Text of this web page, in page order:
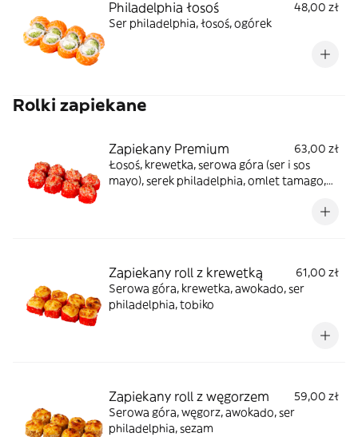
Philadelphia łosoś
48,00 zł
Ser philadelphia, łosoś, ogórek
Rolki zapiekane
Zapiekany Premium
63,00 zł
Łosoś, krewetka, serowa góra (ser i sos
mayo), serek philadelphia, omlet tamago,
Zapiekany roll z krewetką
61,00 zł
Serowa góra, krewetka, awokado, ser
philadelphia, tobiko
Zapiekany roll z węgorzem
59,00 zł
Serowa góra, węgorz, awokado, ser
philadelphia, sezam